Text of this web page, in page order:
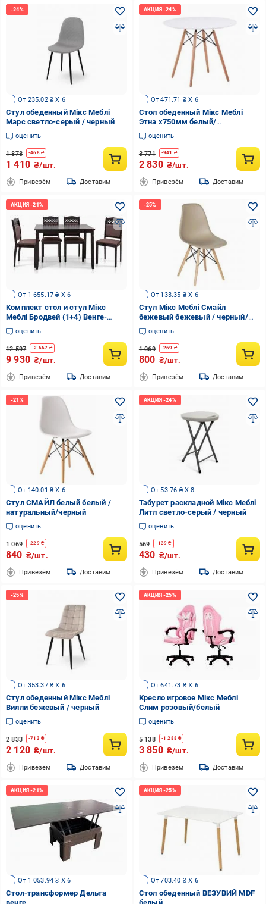
От 235.02 ₴ X 6
Стул обеденный Мікс Меблі
Марс светло-серый / черный
оценить
1 878 -468₴
1 410 ₴/шт.
Привезём Доставим
От 471.71 ₴ X 6
Стол обеденный Мікс Меблі
Этна x750мм белый/
натуральный/черный
оценить
3 771 -941 ₴
2 830 ₴/шт.
Привезём Доставим
От 1 655.17 ₴ X 6
Комплект стол и стул Мікс
Меблі Бродвей (1+4) Венге-
шоколад 1100x700x740мм
шоколад/венге
оценить
12 597 -2 667 ₴
9 930 ₴/шт.
Привезём Доставим
От 133.35 ₴ X 6
Стул Мікс Меблі Смайл
бежевый бежевый / черный/
натуральный
оценить
1 069 -269 ₴
800 ₴/шт.
Привезём Доставим
От 140.01 ₴ X 6
Стул СМАЙЛ белый белый /
натуральный/черный
оценить
1 069 -229₴
840 ₴/шт.
Привезём Доставим
От 53.76 ₴ X 8
Табурет раскладной Мікс Меблі
Литл светло-серый / черный
оценить
569 -139 ₴
430 ₴/шт.
Привезём Доставим
От 353.37 ₴ X 6
Стул обеденный Мікс Меблі
Вилли бежевый / черный
оценить
2 833 -713₴
2 120 ₴/шт.
Привезём Доставим
От 641.73 ₴ X 6
Кресло игровое Мікс Меблі
Слим розовый/белый
оценить
5 138 -1 288 ₴
3 850 ₴/шт.
Привезём Доставим
От 1 053.94 ₴ X 6
Стол-трансформер Дельта
От 703.40 ₴ X 6
Стол обеденный ВЕЗУВИЙ MDF